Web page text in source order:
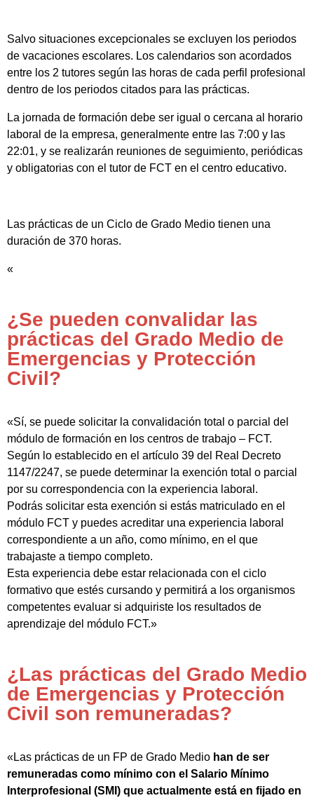
Salvo situaciones excepcionales se excluyen los periodos
de vacaciones escolares. Los calendarios son acordados
entre los 2 tutores según las horas de cada perfil profesional
dentro de los periodos citados para las prácticas.
La jornada de formación debe ser igual o cercana al horario
laboral de la empresa, generalmente entre las 7:00 y las
22:01, y se realizarán reuniones de seguimiento, periódicas
y obligatorias con el tutor de FCT en el centro educativo.
Las prácticas de un Ciclo de Grado Medio tienen una
duración de 370 horas.
«
¿Se pueden convalidar las
prácticas del Grado Medio de
Emergencias y Protección
Civil?
«Sí, se puede solicitar la convalidación total o parcial del
módulo de formación en los centros de trabajo – FCT.
Según lo establecido en el artículo 39 del Real Decreto
1147/2247, se puede determinar la exención total o parcial
por su correspondencia con la experiencia laboral.
Podrás solicitar esta exención si estás matriculado en el
módulo FCT y puedes acreditar una experiencia laboral
correspondiente a un año, como mínimo, en el que
trabajaste a tiempo completo.
Esta experiencia debe estar relacionada con el ciclo
formativo que estés cursando y permitirá a los organismos
competentes evaluar si adquiriste los resultados de
aprendizaje del módulo FCT.»
¿Las prácticas del Grado Medio
de Emergencias y Protección
Civil son remuneradas?
«Las prácticas de un FP de Grado Medio han de ser
remuneradas como mínimo con el Salario Mínimo
Interprofesional (SMI) que actualmente está en fijado en